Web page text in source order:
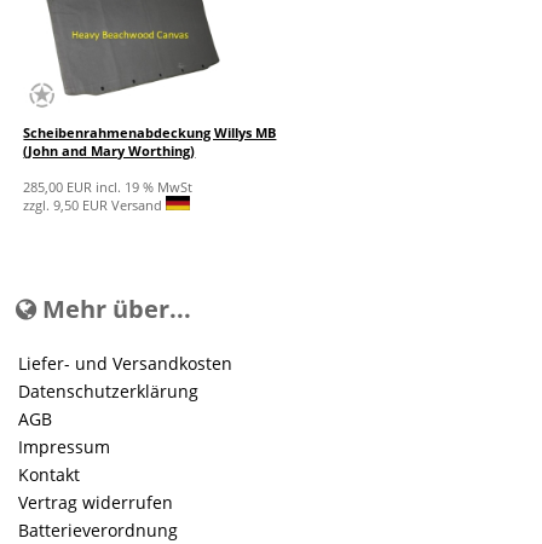
Scheibenrahmenabdeckung Willys MB
(John and Mary Worthing)
285,00 EUR incl. 19 % MwSt
zzgl. 9,50 EUR Versand
Mehr über...
Liefer- und Versandkosten
Datenschutzerklärung
AGB
Impressum
Kontakt
Vertrag widerrufen
Batterieverordnung